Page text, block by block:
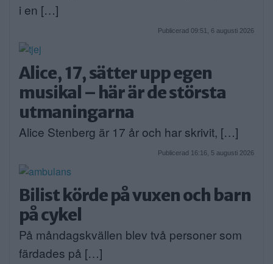
i en […]
Publicerad 09:51, 6 augusti 2026
Alice, 17, sätter upp egen
musikal – här är de största
utmaningarna
Alice Stenberg är 17 år och har skrivit, […]
Publicerad 16:16, 5 augusti 2026
Bilist körde på vuxen och barn
på cykel
På måndagskvällen blev två personer som
färdades på […]